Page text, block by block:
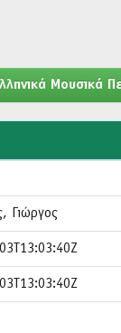
Μουσικά
Γιώργος